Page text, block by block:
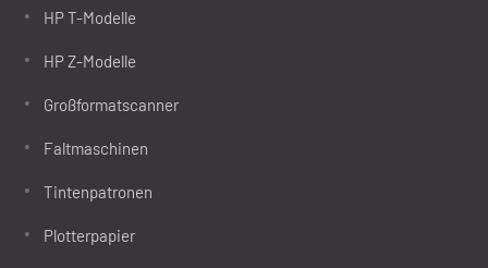
HP T-Modelle
HP Z-Modelle
Großformatscanner
Faltmaschinen
Tintenpatronen
Plotterpapier